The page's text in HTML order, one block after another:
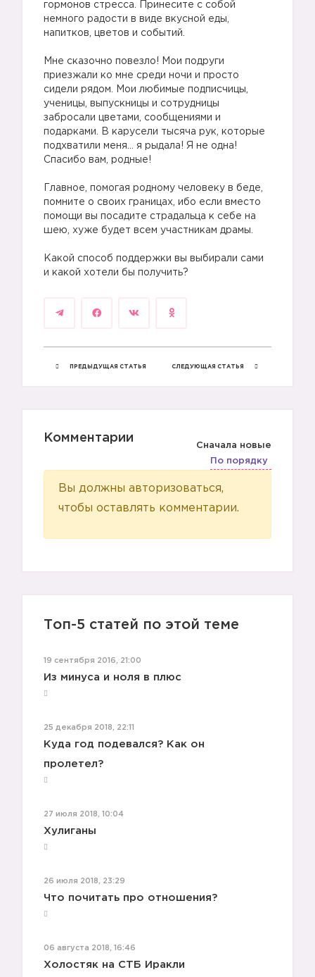
😡
😡
😡
😡
😡
гормонов стресса. Принесите с собой
немного радости в виде вкусной еды,
напитков, цветов и событий.
Мне сказочно повезло! Мои подруги
приезжали ко мне среди ночи и просто
сидели рядом. Мои любимые подписчицы,
ученицы, выпускницы и сотрудницы
забросали цветами, сообщениями и
подарками. В карусели тысяча рук, которые
подхватили меня… я рыдала! Я не одна!
Спасибо вам, родные!
Главное, помогая родному человеку в беде,
помните о своих границах, ибо если вместо
помощи вы посадите страдальца к себе на
шею, хуже будет всем участникам драмы.
Какой способ поддержки вы выбирали сами
и какой хотели бы получить?
ПРЕДЫДУЩАЯ СТАТЬЯ СЛЕДУЮЩАЯ СТАТЬЯ
Комментарии
Сначала новые
По порядку
Вы должны авторизоваться,
чтобы оставлять комментарии.
Топ-5 статей по этой теме
19 сентября 2016, 21:00
Из минуса и ноля в плюс
25 декабря 2018, 22:11
Куда год подевался? Как он
пролетел?
27 июля 2018, 10:04
Хулиганы
26 июля 2018, 23:29
Что почитать про отношения?
06 августа 2018, 16:46
Холостяк на СТБ Иракли